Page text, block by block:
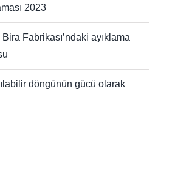
2023
Fabrikası’ndaki ayıklama
döngünün gücü olarak